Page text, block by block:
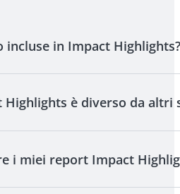
incluse in Impact
intuitive su temi
Highlights è diverso da altri
tradizionali, Impact
i miei report Impact